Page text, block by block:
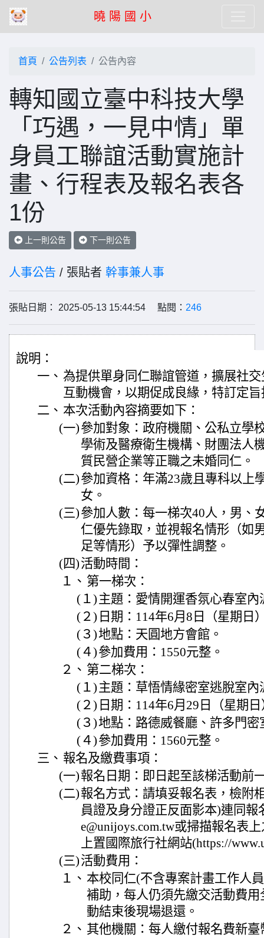
曉 陽 國 小
首頁 公告列表 公告內容
轉知國立臺中科技大學
「巧遇，一見中情」單
身員工聯誼活動實施計
畫、行程表及報名表各
1份
上一則公告 下一則公告
人事公告 / 張貼者 幹事兼人事
張貼日期： 2025-05-13 15:44:54 點閱： 246
說明：
一、 為提供單身同仁聯誼管道，擴展社
互動機會，以期促成良緣，特訂定
二、 本次活動內容摘要如下：
(一)參加對象：政府機關、公私立學
學術及醫療衛生機構、財團法人
質民營企業等正職之未婚同仁。
(二)參加資格：年滿23歲且專科以上
女。
(三)參加人數：每一梯次40人，男、
仁優先錄取，並視報名情形（如
足等情形）予以彈性調整。
(四)活動時間：
１、 第一梯次：
(１) 主題：愛情開運香氛心春室內
(２) 日期：114年6月8日（星期日
(３)地點：天圓地方會館。
(４)參加費用：1550元整。
２、 第二梯次：
(１) 主題：草悟情緣密室逃脫室內
(２) 日期：114年6月29日（星期
(３)地點：路德威餐廳、許多門密
(４)參加費用：1560元整。
三、 報名及繳費事項：
(一)報名日期：即日起至該梯活動前
(二)報名方式：請填妥報名表，檢附
員證及身分證正反面影本)連同報
e@unijoys.com.tw或掃描報名表
上置國際旅行社網站(https://
(三)活動費用：
１、 本校同仁(不含專案計畫工作人
補助，每人仍須先繳交活動費
動結束後現場退還。
２、 其他機關：每人繳付報名費新臺